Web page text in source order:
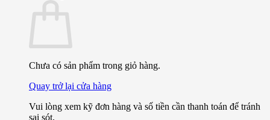
Chưa có sản phẩm trong giỏ hàng.
Quay trở lại cửa hàng
Vui lòng xem kỹ đơn hàng và số tiền cần thanh toán để tránh
sai sót.